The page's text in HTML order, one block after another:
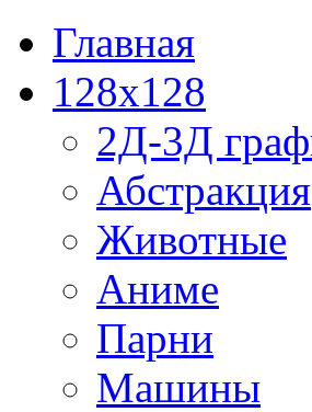
Главная
128x128
2Д-3Д
Абстракция
Животные
Аниме
Парни
Машины